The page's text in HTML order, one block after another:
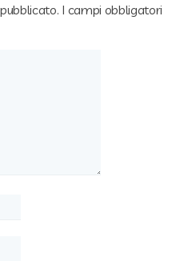
I campi obbligatori